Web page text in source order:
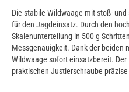
Die stabile Wildwaage mit stoß-
für den Jagdeinsatz. Durch den
Skalenunterteilung in 500 g
Messgenauigkeit. Dank der beiden
Wildwaage sofort einsatzbereit.
praktischen Justierschraube